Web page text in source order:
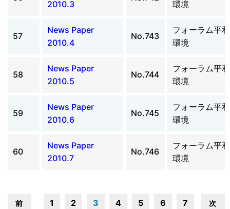
2010.3
環境
57
News Paper
2010.4
No.743
フォーラム平
環境
58
News Paper
2010.5
No.744
フォーラム平
環境
59
News Paper
2010.6
No.745
フォーラム平
環境
60
News Paper
2010.7
No.746
フォーラム平
環境
前
1 2 3 4 5 6 7
次